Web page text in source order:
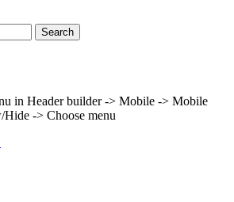
Search
in Header builder -> Mobile -> Mobile
Hide -> Choose menu